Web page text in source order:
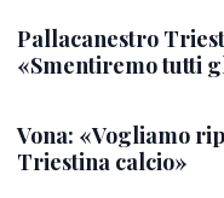
Pallacanestro
«Smentiremo tutti
Vona: «Vogliamo
Triestina calcio»